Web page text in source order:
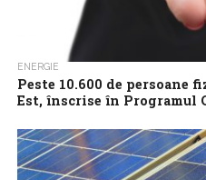
ENERGIE
Peste 10.600 de persoane
Est, înscrise în Programul
Est s-au înscris, marţi, în
bugetul fiind rezervat integral....